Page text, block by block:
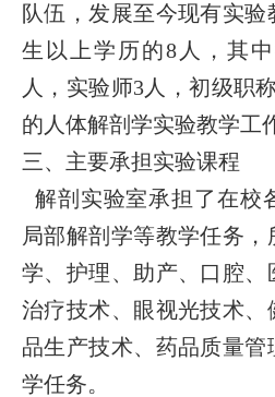
队伍，发展至今现有实验
生以上学历的8人，其
人，实验师3人，初级职
的人体解剖学实验教学工
三、主要承担实验课程
解剖实验室承担了在校
局部解剖学等教学任务
学、护理、助产、口腔、
治疗技术、眼视光技术
品生产技术、药品质量
学任务。